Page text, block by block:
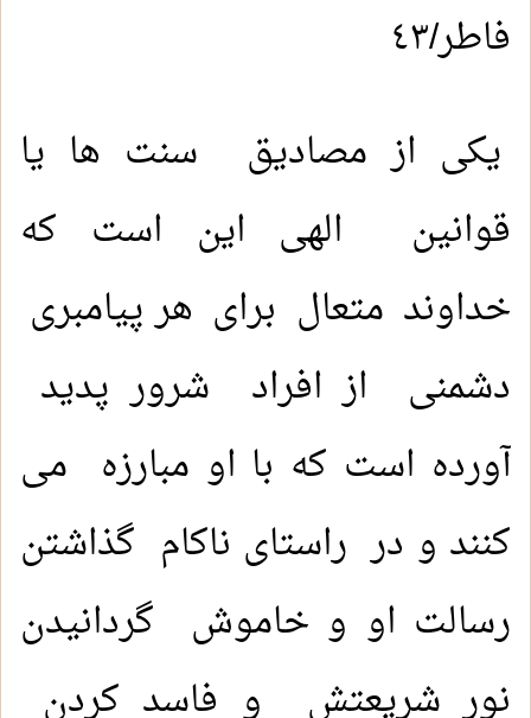
فاطر/٤٣
یکی از مصادیق سنت ها یا
قوانین الهی این است که
خداوند متعال برای هر پیامبری
دشمنی از افراد شرور پدید
آورده است که با او مبارزه می
کنند و در راستای ناکام گذاشتن
رسالت او و خاموش گردانیدن
نور شریعتش و فاسد کردن